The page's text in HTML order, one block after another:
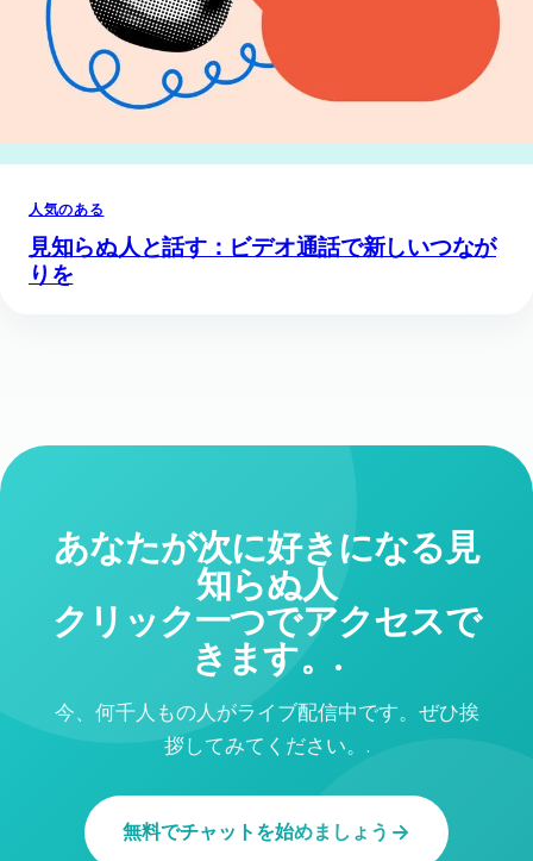
人気のある
見知らぬ人と話す：ビデオ通話で新しいつなが
りを
あなたが次に好きになる見
知らぬ人
クリック一つでアクセスで
きます。.
今、何千人もの人がライブ配信中です。ぜひ挨
拶してみてください。.
無料でチャットを始めましょう